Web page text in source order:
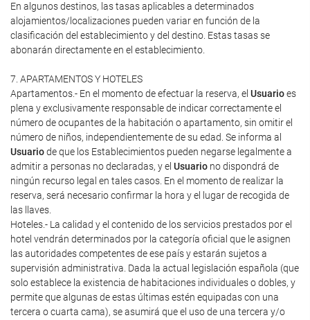
En algunos destinos, las tasas aplicables a determinados
alojamientos/localizaciones pueden variar en función de la
clasificación del establecimiento y del destino. Estas tasas se
abonarán directamente en el establecimiento.
7. APARTAMENTOS Y HOTELES
Apartamentos.- En el momento de efectuar la reserva, el Usuarioes
plena y exclusivamente responsable de indicar correctamente el
número de ocupantes de la habitación o apartamento, sin omitir el
número de niños, independientemente de su edad. Se informa al
Usuariode que los Establecimientos pueden negarse legalmente a
admitir a personas no declaradas, y el Usuario no dispondrá de
ningún recurso legal en tales casos. En el momento de realizar la
reserva, será necesario confirmar la hora y el lugar de recogida de
las llaves.
Hoteles.- La calidad y el contenido de los servicios prestados por el
hotel vendrán determinados por la categoría oficial que le asignen
las autoridades competentes de ese país y estarán sujetos a
supervisión administrativa. Dada la actual legislación española (que
solo establece la existencia de habitaciones individuales o dobles, y
permite que algunas de estas últimas estén equipadas con una
tercera o cuarta cama), se asumirá que el uso de una tercera y/o